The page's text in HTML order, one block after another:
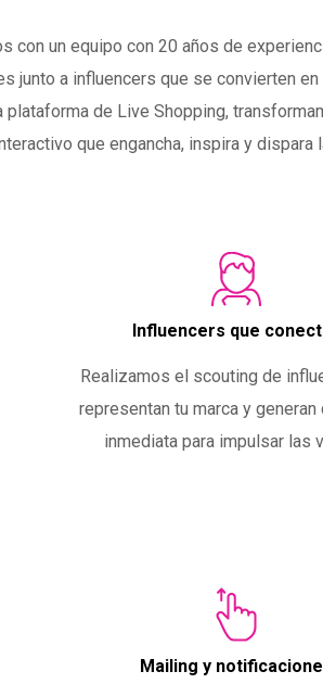
con un equipo con 20 años de
junto a influencers que se convierten
plataforma de Live Shopping,
que engancha, inspira y dispara
Influencers que
Realizamos el scouting de
representan tu marca y generan
inmediata para impulsar las
Mailing y